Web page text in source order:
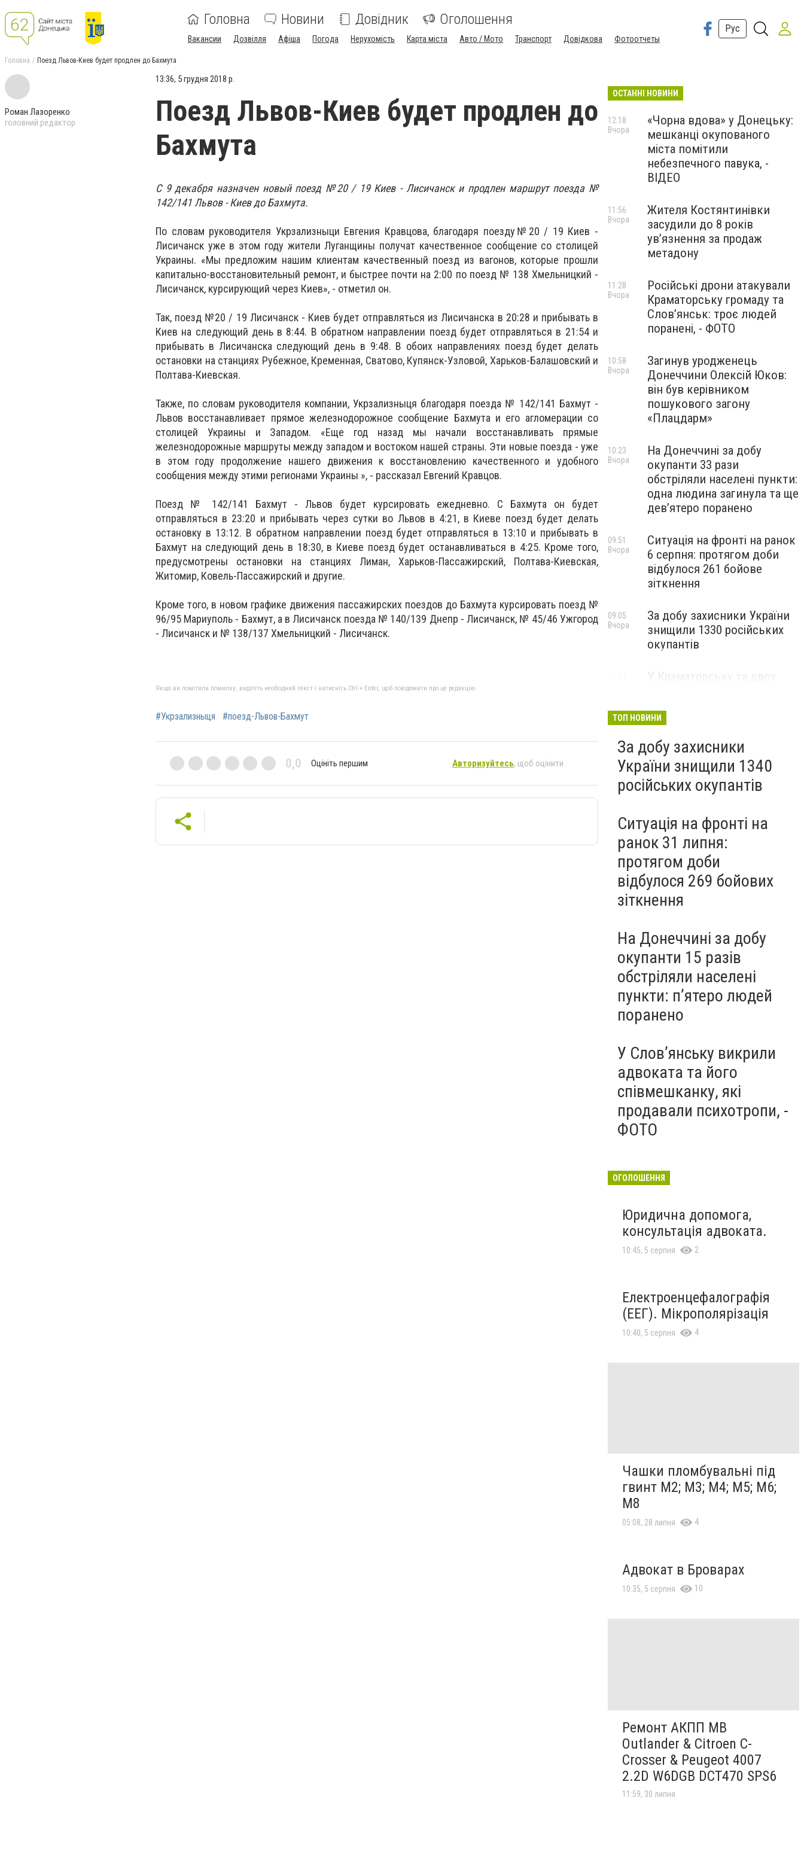
Головна Новини Довідник Оголошення
Вакансии Дозвілля Афіша Погода Нерухомість Карта міста Авто / Мото Транспорт Довідкова Фотоотчеты
Рус
Головна Поезд Львов-Киев будет продлен до Бахмута
Роман Лазоренко
головний редактор
13:36, 5 грудня 2018 р.
Поезд Львов-Киев будет продлен до
Бахмута
С 9 декабря назначен новый поезд №20 / 19 Киев - Лисичанск и продлен маршрут поезда №
142/141 Львов - Киев до Бахмута.
По словам руководителя Укрзализныци Евгения Кравцова, благодаря поезду№20 / 19 Киев -
Лисичанск уже в этом году жители Луганщины получат качественное сообщение со столицей
Украины. «Мы предложим нашим клиентам качественный поезд из вагонов, которые прошли
капитально-восстановительный ремонт, и быстрее почти на 2:00 по поезд № 138 Хмельницкий -
Лисичанск, курсирующий через Киев», - отметил он.
Так, поезд №20 / 19 Лисичанск - Киев будет отправляться из Лисичанска в 20:28 и прибывать в
Киев на следующий день в 8:44. В обратном направлении поезд будет отправляться в 21:54 и
прибывать в Лисичанска следующий день в 9:48. В обоих направлениях поезд будет делать
остановки на станциях Рубежное, Кременная, Сватово, Купянск-Узловой, Харьков-Балашовский и
Полтава-Киевская.
Также, по словам руководителя компании, Укрзализныця благодаря поезда № 142/141 Бахмут -
Львов восстанавливает прямое железнодорожное сообщение Бахмута и его агломерации со
столицей Украины и Западом. «Еще год назад мы начали восстанавливать прямые
железнодорожные маршруты между западом и востоком нашей страны. Эти новые поезда - уже
в этом году продолжение нашего движения к восстановлению качественного и удобного
сообщения между этими регионами Украины », - рассказал Евгений Кравцов.
Поезд № 142/141 Бахмут - Львов будет курсировать ежедневно. С Бахмута он будет
отправляться в 23:20 и прибывать через сутки во Львов в 4:21, в Киеве поезд будет делать
остановку в 13:12. В обратном направлении поезд будет отправляться в 13:10 и прибывать в
Бахмут на следующий день в 18:30, в Киеве поезд будет останавливаться в 4:25. Кроме того,
предусмотрены остановки на станциях Лиман, Харьков-Пассажирский, Полтава-Киевская,
Житомир, Ковель-Пассажирский и другие.
Кроме того, в новом графике движения пассажирских поездов до Бахмута курсировать поезд №
96/95 Мариуполь - Бахмут, а в Лисичанск поезда № 140/139 Днепр - Лисичанск, № 45/46 Ужгород
- Лисичанск и № 138/137 Хмельницкий - Лисичанск.
Якщо ви помітили помилку, виділіть необхідний текст і натисніть Ctrl + Enter, щоб повідомити про це редакцію
#Укрзализныця #поезд-Львов-Бахмут
0,0 Оцініть першим Авторизуйтесь, щоб оцінити
ОСТАННІ НОВИНИ
«Чорна вдова» у Донецьку:
мешканці окупованого
міста помітили
небезпечного павука, -
ВІДЕО
12:18
Вчора
Жителя Костянтинівки
засудили до 8 років
ув’язнення за продаж
метадону
11:56
Вчора
Російські дрони атакували
Краматорську громаду та
Слов’янськ: троє людей
поранені, - ФОТО
11:28
Вчора
Загинув уродженець
Донеччини Олексій Юков:
він був керівником
пошукового загону
«Плацдарм»
10:58
Вчора
На Донеччині за добу
окупанти 33 рази
обстріляли населені пункти:
одна людина загинула та ще
девʼятеро поранено
10:23
Вчора
Ситуація на фронті на ранок
6 серпня: протягом доби
відбулося 261 бойове
зіткнення
09:51
Вчора
За добу захисники України
знищили 1330 російських
окупантів
09:05
Вчора
У Краматорську та двох
евакуацію дітей із
ТОП НОВИНИ
За добу захисники
України знищили 1340
російських окупантів
Ситуація на фронті на
ранок 31 липня:
протягом доби
відбулося 269 бойових
зіткнення
На Донеччині за добу
окупанти 15 разів
обстріляли населені
пункти: пʼятеро людей
поранено
У Слов’янську викрили
адвоката та його
співмешканку, які
продавали психотропи, -
ФОТО
ОГОЛОШЕННЯ
Юридична допомога,
консультація адвоката.
10:45, 5 серпня 2
Електроенцефалографія
(ЕЕГ). Мікрополярізація
10:40, 5 серпня 4
Чашки пломбувальні під
гвинт М2; М3; М4; М5; М6;
М8
05:08, 28 липня 4
Адвокат в Броварах
10:35, 5 серпня 10
Ремонт АКПП MB
Outlander & Citroen C-
Crosser & Peugeot 4007
2.2D W6DGB DCT470 SPS6
11:59, 30 липня